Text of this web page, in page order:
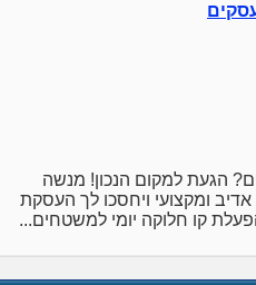
הגעת למקום הנכון! מנשה
ומקצועי ויחסכו לך העסקת
קו חלוקה יומי למשטחים...